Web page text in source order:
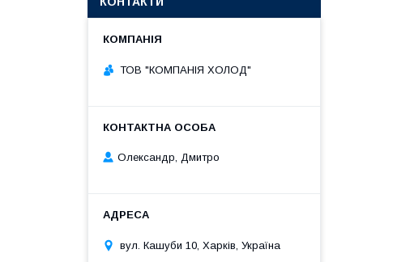
ТОВ "КОМПАНІЯ ХОЛОД"
Олександр, Дмитро
вул. Кашуби 10, Харків, Україна